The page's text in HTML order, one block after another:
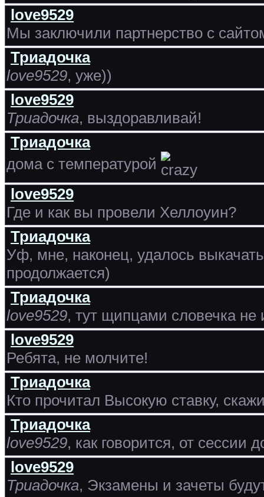
love9529
Мы заключили партнерство с
Триадочка
love9529, уже))
love9529
Триадочка, выздоравливай!
Триадочка
дома с температурой
love9529
Где и как вы провели Хеллоуин?
Триадочка
Уф, мне, наконец, удалось
продолжается)
Триадочка
love9529, тут щипцами словечка не
love9529
Ребята, не молчите!
Триадочка
Кто прочитал Высокую ставку,
Триадочка
love9529, как говорится, от сессии
love9529
Триадочка, Экзамены и зачеты